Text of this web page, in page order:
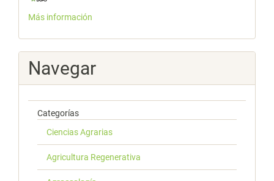
Más información
Navegar
Categorías
Ciencias Agrarias
Agricultura Regenerativa